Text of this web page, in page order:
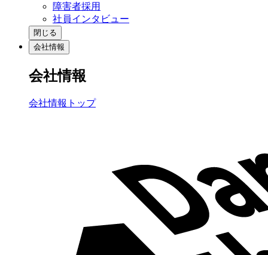
障害者採用
社員インタビュー
閉じる
会社情報
会社情報
会社情報トップ